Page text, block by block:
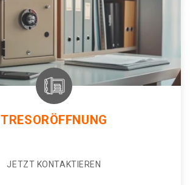
TRESORÖFFNUNG
JETZT KONTAKTIEREN